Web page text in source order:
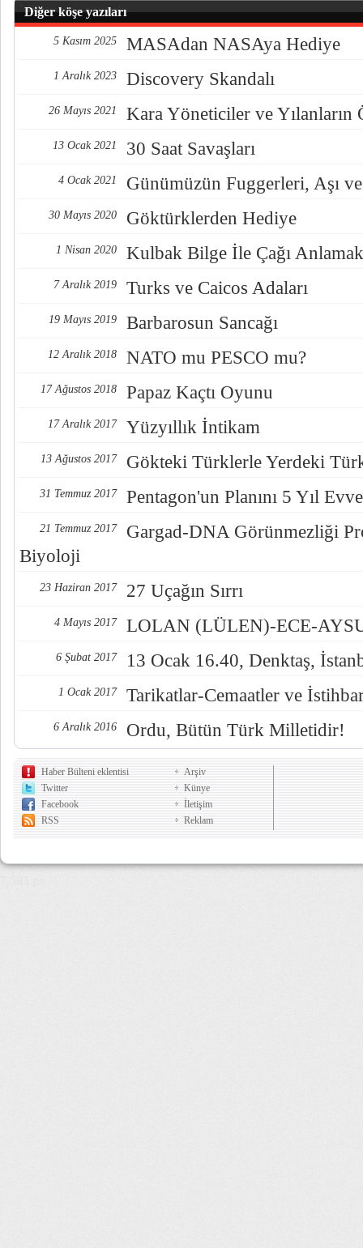
Diğer köşe yazıları
5 Kasım 2025 MASAdan NASAya Hediye
1 Aralık 2023 Discovery Skandalı
26 Mayıs 2021 Kara Yöneticiler ve Yılanların
13 Ocak 2021 30 Saat Savaşları
4 Ocak 2021 Günümüzün Fuggerleri, Aşı
30 Mayıs 2020 Göktürklerden Hediye
1 Nisan 2020 Kulbak Bilge İle Çağı Anlamak
7 Aralık 2019 Turks ve Caicos Adaları
19 Mayıs 2019 Barbarosun Sancağı
12 Aralık 2018 NATO mu PESCO mu?
17 Ağustos 2018 Papaz Kaçtı Oyunu
17 Aralık 2017 Yüzyıllık İntikam
13 Ağustos 2017 Gökteki Türklerle Yerdeki
31 Temmuz 2017 Pentagon'un Planını 5 Yıl
21 Temmuz 2017
Gargad-DNA Görünmezliği
Biyoloji
23 Haziran 2017 27 Uçağın Sırrı
4 Mayıs 2017 LOLAN (LÜLEN)-ECE-
6 Şubat 2017 13 Ocak 16.40, Denktaş,
1 Ocak 2017 Tarikatlar-Cemaatler ve
6 Aralık 2016 Ordu, Bütün Türk Milletidir!
Haber Bülteni eklentisi
Twitter
Facebook
RSS
Arşiv
Künye
İletişim
Reklam